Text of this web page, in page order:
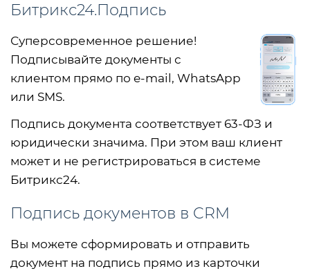
Битрикс24.Подпись
Суперсовременное решение!
Подписывайте документы с
клиентом прямо по e-mail, WhatsApp
или SMS.
Подпись документа соответствует 63-ФЗ и
юридически значима. При этом ваш клиент
может и не регистрироваться в системе
Битрикс24.
Подпись документов в CRM
Вы можете сформировать и отправить
документ на подпись прямо из карточки